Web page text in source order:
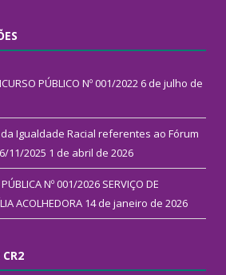
PÚBLICO Nº 001/2022 6 de julho de
Igualdade Racial referentes ao Fórum
11/2025 1 de abril de 2026
Nº 001/2026 SERVIÇO DE
ACOLHEDORA 14 de janeiro de 2026